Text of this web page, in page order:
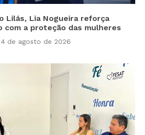
Lilás, Lia Nogueira reforça
com a proteção das mulheres
4 de agosto de 2026